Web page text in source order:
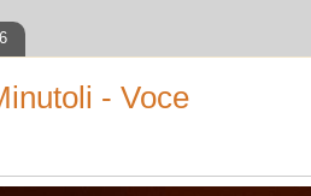
- Voce